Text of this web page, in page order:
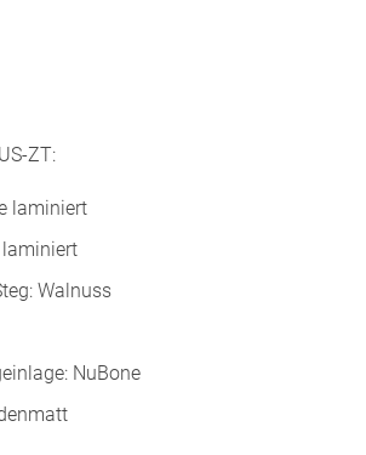
ZT:
laminiert
laminiert
Walnuss
NuBone